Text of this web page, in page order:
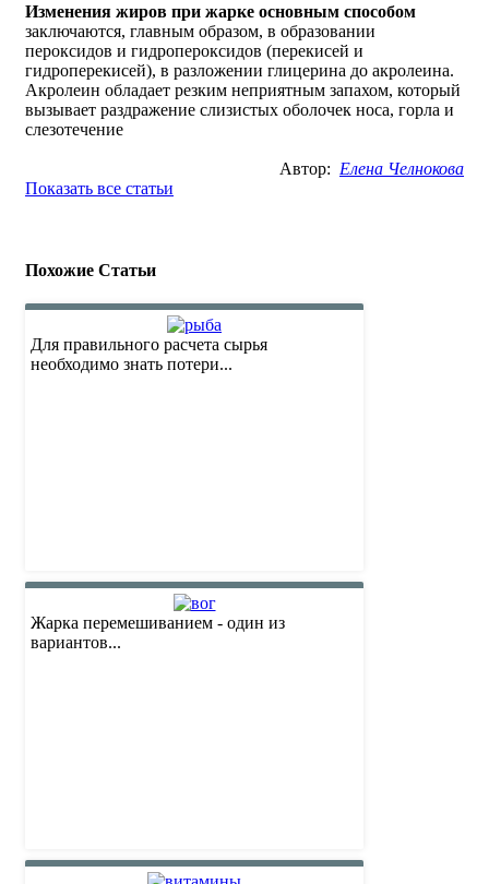
Изменения жиров при жарке основным способом
заключаются, главным образом, в образовании
пероксидов и гидропероксидов (перекисей и
гидроперекисей), в разложении глицерина до акролеина.
Акролеин обладает резким неприятным запахом, который
вызывает раздражение слизистых оболочек носа, горла и
слезотечение
Автор: Елена Челнокова
Показать все статьи
Похожие Статьи
Для правильного расчета сырья
необходимо знать потери...
Жарка перемешиванием - один из
вариантов...